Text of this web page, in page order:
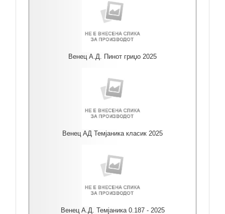
Венец А.Д. Пинот гриџо 2025
Венец АД Темјаника класик 2025
Венец А.Д. Темјаника 0.187 - 2025